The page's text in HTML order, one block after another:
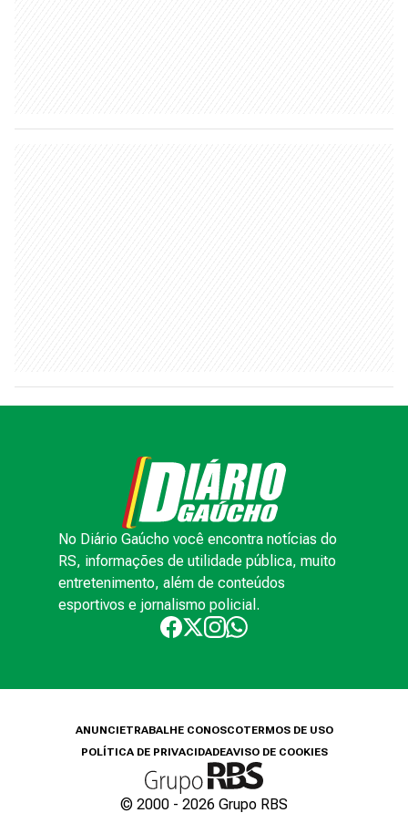
No Diário Gaúcho você encontra notícias do
RS, informações de utilidade pública, muito
entretenimento, além de conteúdos
esportivos e jornalismo policial.
ANUNCIETRABALHE CONOSCOTERMOS DE USO
POLÍTICA DE PRIVACIDADEAVISO DE COOKIES
© 2000 - 2026 Grupo RBS